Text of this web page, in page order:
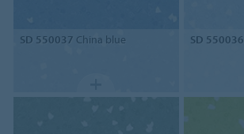
SD 550037 China blue SD 550036